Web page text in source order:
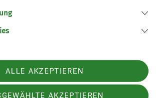
Alpenvereins (DAV) 1869 e. V.
ALLE AKZEPTIEREN
AKZEPTIEREN